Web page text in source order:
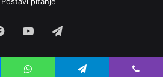
FacebookYouTube